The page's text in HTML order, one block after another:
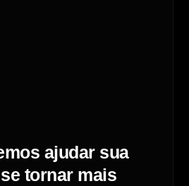
ajudar sua
tornar mais